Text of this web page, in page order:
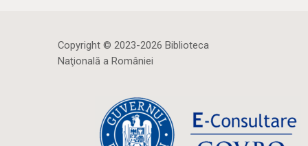
Copyright © 2023-2026 Biblioteca
Naţională a României